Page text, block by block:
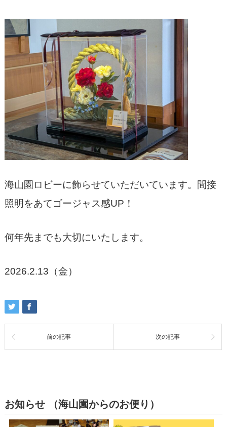
海山園ロビーに飾らせていただいています。間接
照明をあてゴージャス感UP！
何年先までも大切にいたします。
2026.2.13（金）
前の記事 次の記事
お知らせ （海山園からのお便り）